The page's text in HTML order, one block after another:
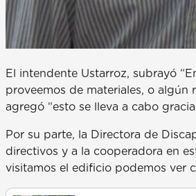
El intendente Ustarroz, subrayó
proveemos de materiales, o algún
agregó “esto se lleva a cabo
Por su parte, la Directora de
directivos y a la cooperadora en
visitamos el edificio podemos ver